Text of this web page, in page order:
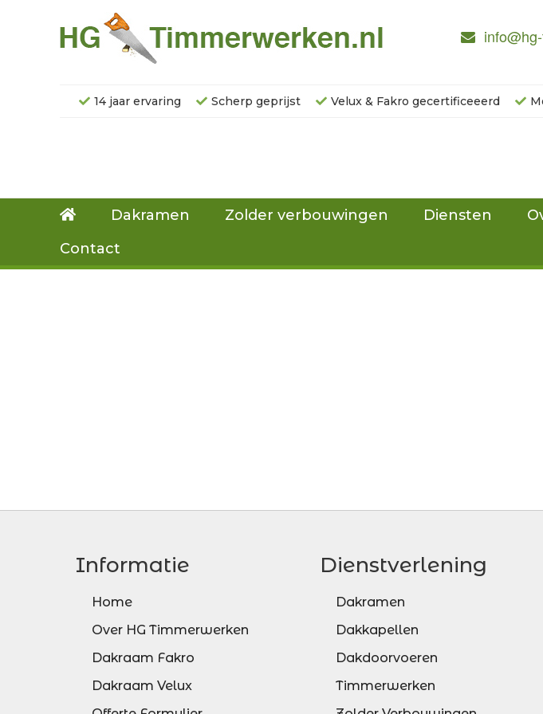
14 jaar ervaring Scherp geprijst Velux & Fakro gecertificeeerd
Dakramen Zolder verbouwingen Diensten
Contact
Informatie
Home
Over HG Timmerwerken
Dakraam Fakro
Dakraam Velux
Dienstverlening
Dakramen
Dakkapellen
Dakdoorvoeren
Timmerwerken